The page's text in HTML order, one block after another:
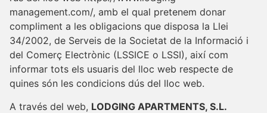
management.com/, amb el qual pretenem donar
compliment a les obligacions que disposa la Llei
34/2002, de Serveis de la Societat de la Informació i
del Comerç Electrònic (LSSICE o LSSI), així com
informar tots els usuaris del lloc web respecte de
quines són les condicions dús del lloc web.
A través del web, LODGING APARTMENTS, S.L.